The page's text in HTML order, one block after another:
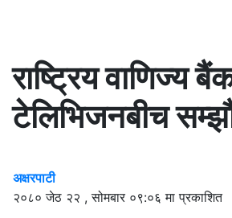
राष्ट्रिय वाणिज्य
टेलिभिजनबीच
अक्षरपाटी
२०८० जेठ २२ , सोमबार ०९:०६ मा प्रकाशित